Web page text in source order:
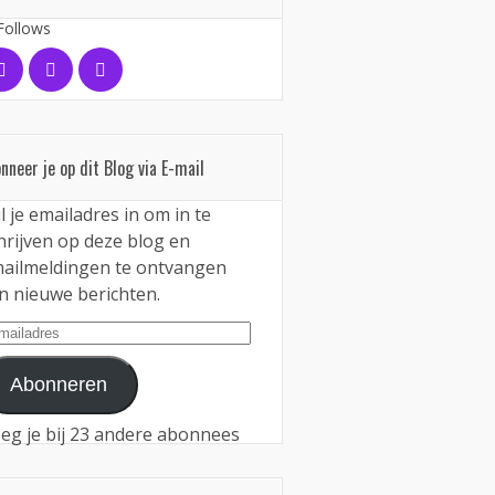
je op dit Blog via E-mail
je emailadres in om in te
op deze blog en
te ontvangen
nieuwe berichten.
Abonneren
je bij 23 andere abonnees